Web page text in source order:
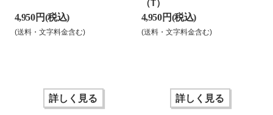
4,950 円(税込)
(送料・文字料金含む)
詳しく見る
（T）
4,950 円(税込)
(送料・文字料金含む)
詳しく見る